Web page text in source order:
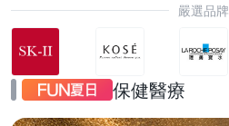
嚴選品牌
保健醫療